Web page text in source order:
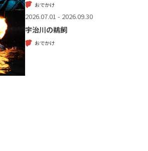
おでかけ
2026.07.01 - 2026.09.30
宇治川の鵜飼
おでかけ